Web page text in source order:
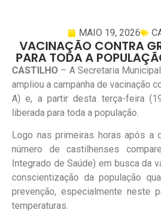
MAIO 19, 2026
VACINAÇÃO CONTRA
PARA TODA A
CASTILHO – A Secretaria
ampliou a campanha de vacinação
A) e, a partir desta terça-feira
liberada para toda a população.
Logo nas primeiras horas após a
número de castilhenses
Integrado de Saúde) em busca da
conscientização da população
prevenção, especialmente neste
temperaturas.